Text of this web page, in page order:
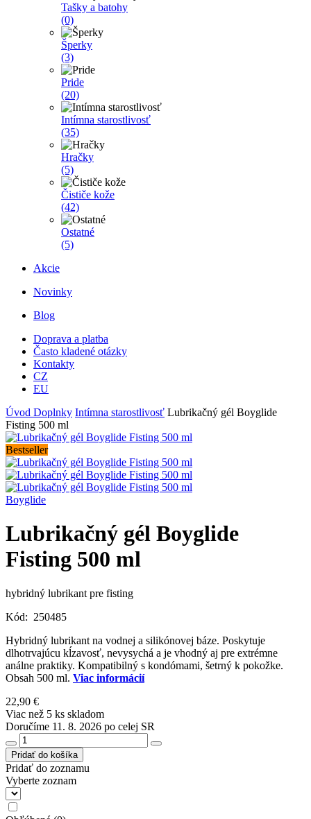
Tašky a batohy
(0)
Šperky
(3)
Pride
(20)
Intímna starostlivosť
(35)
Hračky
(5)
Čističe kože
(42)
Ostatné
(5)
Akcie
Novinky
Blog
Doprava a platba
Často kladené otázky
Kontakty
CZ
EU
Úvod Doplnky Intímna starostlivosť Lubrikačný gél Boyglide
Fisting 500 ml
Bestseller
Boyglide
Lubrikačný gél Boyglide
Fisting 500 ml
hybridný lubrikant pre fisting
Kód: 250485
Hybridný lubrikant na vodnej a silikónovej báze. Poskytuje
dlhotrvajúcu kĺzavosť, nevysychá a je vhodný aj pre extrémne
análne praktiky. Kompatibilný s kondómami, šetrný k pokožke.
Obsah 500 ml. Viac informácií
22,90 €
Viac než 5 ks skladom
Doručíme 11. 8. 2026 po celej SR
Pridať do košíka
Pridať do zoznamu
Vyberte zoznam